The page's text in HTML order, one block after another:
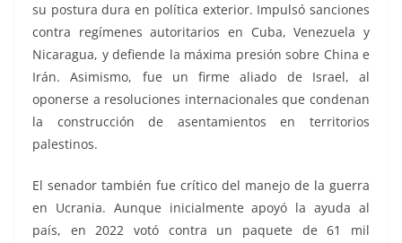
su postura dura en política exterior. Impulsó sanciones
contra regímenes autoritarios en Cuba, Venezuela y
Nicaragua, y defiende la máxima presión sobre China e
Irán. Asimismo, fue un firme aliado de Israel, al
oponerse a resoluciones internacionales que condenan
la construcción de asentamientos en territorios
palestinos.
El senador también fue crítico del manejo de la guerra
en Ucrania. Aunque inicialmente apoyó la ayuda al
país, en 2022 votó contra un paquete de 61 mil